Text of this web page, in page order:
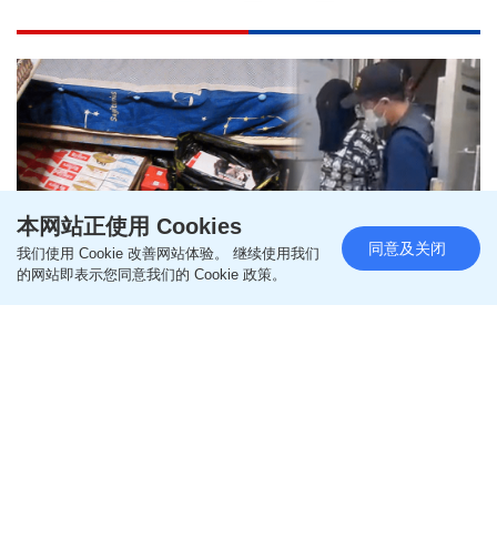
本网站正使用 Cookies
我们使用 Cookie 改善网站体验。 继续使用我们
的网站即表示您同意我们的 Cookie 政策。
同意及关闭